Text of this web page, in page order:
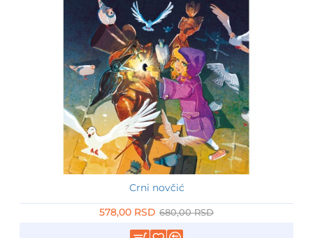
Crni novčić
578,00 RSD 680,00 RSD